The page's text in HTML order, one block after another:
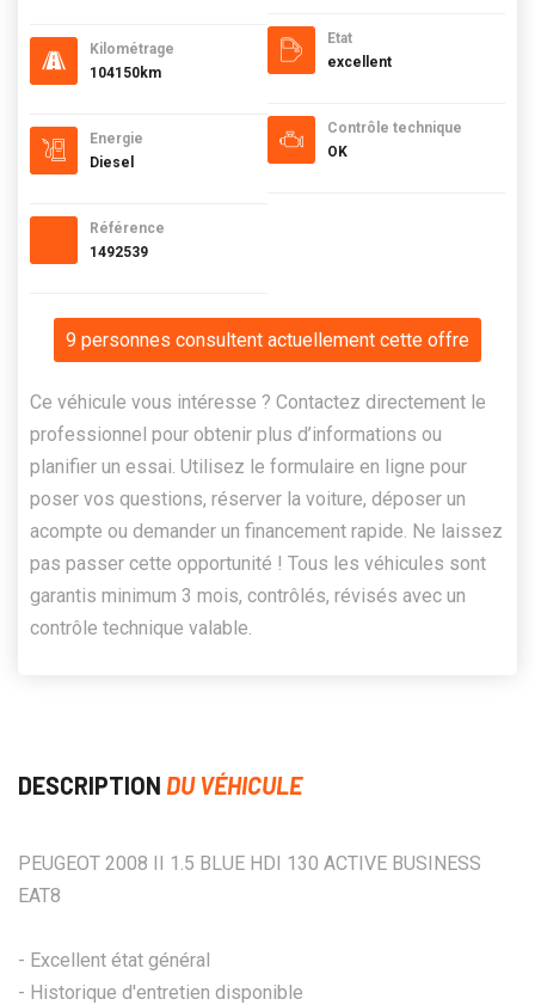
Kilométrage
104150km
Energie
Diesel
Référence
1492539
Etat
excellent
Contrôle technique
OK
9 personnes consultent actuellement cette offre
Ce véhicule vous intéresse ? Contactez directement le
professionnel pour obtenir plus d’informations ou
planifier un essai. Utilisez le formulaire en ligne pour
poser vos questions, réserver la voiture, déposer un
acompte ou demander un financement rapide. Ne laissez
pas passer cette opportunité ! Tous les véhicules sont
garantis minimum 3 mois, contrôlés, révisés avec un
contrôle technique valable.
DESCRIPTION DU VÉHICULE
PEUGEOT 2008 II 1.5 BLUE HDI 130 ACTIVE BUSINESS
EAT8
- Excellent état général
- Historique d'entretien disponible